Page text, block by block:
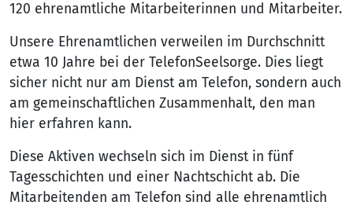
120 ehrenamtliche Mitarbeiterinnen und Mitarbeiter.
Unsere Ehrenamtlichen verweilen im Durchschnitt
etwa 10 Jahre bei der TelefonSeelsorge. Dies liegt
sicher nicht nur am Dienst am Telefon, sondern auch
am gemeinschaftlichen Zusammenhalt, den man
hier erfahren kann.
Diese Aktiven wechseln sich im Dienst in fünf
Tagesschichten und einer Nachtschicht ab. Die
Mitarbeitenden am Telefon sind alle ehrenamtlich